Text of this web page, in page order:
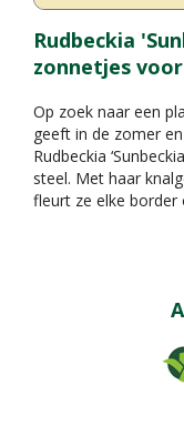
Rudbeckia
zonnetjes
Op zoek naar een
geeft in de zomer
Rudbeckia
steel. Met haar
fleurt ze elke